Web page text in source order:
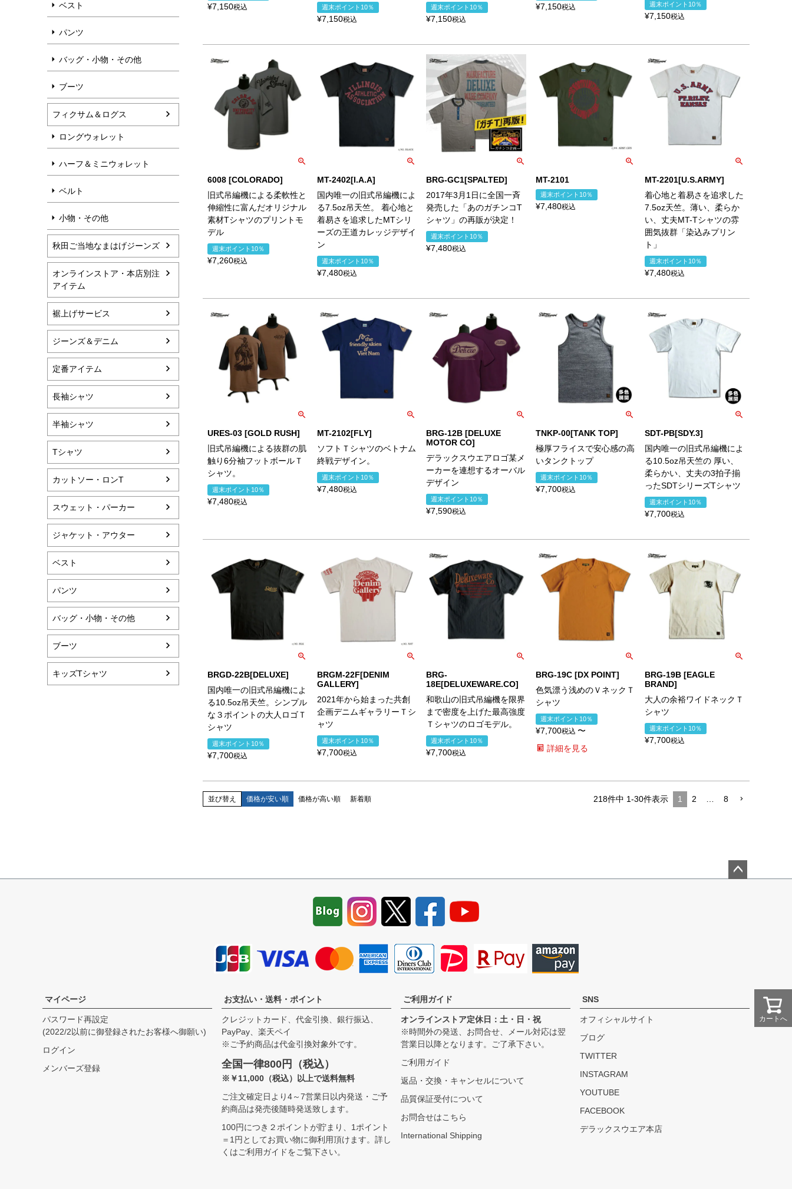
ベスト
パンツ
バッグ・小物・その他
ブーツ
フィクサム＆ログス
ロングウォレット
ハーフ＆ミニウォレット
ベルト
小物・その他
秋田ご当地なまはげジーンズ
オンラインストア・本店別注
アイテム
裾上げサービス
ジーンズ＆デニム
定番アイテム
長袖シャツ
半袖シャツ
Tシャツ
カットソー・ロンT
スウェット・パーカー
ジャケット・アウター
ベスト
パンツ
バッグ・小物・その他
ブーツ
キッズTシャツ
¥7,150税込 週末ポイント10％
¥7,150税込
週末ポイント10％
¥7,150税込
¥7,150税込 週末ポイント10％
¥7,150税込
6008 [COLORADO]
旧式吊編機による柔軟性と
伸縮性に富んだオリジナル
素材Tシャツのプリントモ
デル
週末ポイント10％
¥7,260税込
MT-2402[I.A.A]
国内唯一の旧式吊編機によ
る7.5oz吊天竺。 着心地と
着易さを追求したMTシリ
ーズの王道カレッジデザイ
ン
週末ポイント10％
¥7,480税込
BRG-GC1[SPALTED]
2017年3月1日に全国一斉
発売した「あのガチンコT
シャツ」の再販が決定！
週末ポイント10％
¥7,480税込
MT-2101
週末ポイント10％
¥7,480税込
MT-2201[U.S.ARMY]
着心地と着易さを追求した
7.5oz天竺。薄い、柔らか
い、丈夫MT-Tシャツの雰
囲気抜群「染込みプリン
ト」
週末ポイント10％
¥7,480税込
URES-03 [GOLD RUSH]
旧式吊編機による抜群の肌
触り6分袖フットボールＴ
シャツ。
週末ポイント10％
¥7,480税込
MT-2102[FLY]
ソフトＴシャツのベトナム
終戦デザイン。
週末ポイント10％
¥7,480税込
BRG-12B [DELUXE
MOTOR CO]
デラックスウエアロゴ某メ
ーカーを連想するオーバル
デザイン
週末ポイント10％
¥7,590税込
TNKP-00[TANK TOP]
極厚フライスで安心感の高
いタンクトップ
週末ポイント10％
¥7,700税込
SDT-PB[SDY.3]
国内唯一の旧式吊編機によ
る10.5oz吊天竺の 厚い、
柔らかい、丈夫の3拍子揃
ったSDTシリーズTシャツ
週末ポイント10％
¥7,700税込
BRGD-22B[DELUXE]
国内唯一の旧式吊編機によ
る10.5oz吊天竺。シンプル
な３ポイントの大人ロゴＴ
シャツ
週末ポイント10％
¥7,700税込
BRGM-22F[DENIM
GALLERY]
2021年から始まった共創
企画デニムギャラリーＴシ
ャツ
週末ポイント10％
¥7,700税込
BRG-
18E[DELUXEWARE.CO]
和歌山の旧式吊編機を限界
まで密度を上げた最高強度
Ｔシャツのロゴモデル。
週末ポイント10％
¥7,700税込
BRG-19C [DX POINT]
色気漂う浅めのＶネックＴ
シャツ
週末ポイント10％
¥7,700税込 〜
詳細を見る
BRG-19B [EAGLE
BRAND]
大人の余裕ワイドネックＴ
シャツ
週末ポイント10％
¥7,700税込
並び替え 価格が安い順 価格が高い順 新着順 218件中 1-30件表示 1 2 8
カートへ
マイページ
パスワード再設定
(2022/2以前に御登録されたお客様へ御願い)
ログイン
メンバーズ登録
お支払い・送料・ポイント
クレジットカード、代金引換、銀行振込、
PayPay、楽天ペイ
※ご予約商品は代金引換対象外です。
全国一律800円（税込）
※￥11,000（税込）以上で送料無料
ご注文確定日より4～7営業日以内発送・ご予
約商品は発売後随時発送致します。
100円につき２ポイントが貯まり、1ポイント
＝1円としてお買い物に御利用頂けます。 詳し
くはご利用ガイドをご覧下さい。
ご利用ガイド
オンラインストア定休日：土・日・祝
※時間外の発送、お問合せ、メール対応は翌
営業日以降となります。ご了承下さい。
ご利用ガイド
返品・交換・キャンセルについて
品質保証受付について
お問合せはこちら
International Shipping
SNS
オフィシャルサイト
ブログ
TWITTER
INSTAGRAM
YOUTUBE
FACEBOOK
デラックスウエア本店